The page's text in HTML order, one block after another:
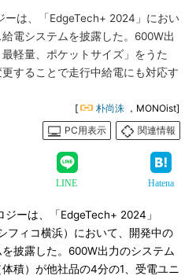
ーは、「EdgeTech+ 2024」におい
電システムを披露した。600W出
軽量、ポケットサイズ」をうた
することで走行中給電にも対応す
[ 朴尚洙 ，MONOist]
PC用表示
関連情報
LINE Hatena
ーは、「EdgeTech+ 2024」
フィコ横浜）において、開発中の
披露した。600W出力のシステム
積）が他社品の4分の1、受電ユニ